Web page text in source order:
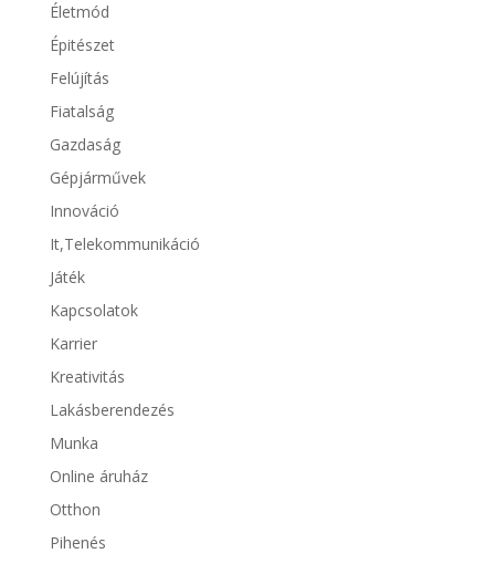
Életmód
Épitészet
Felújítás
Fiatalság
Gazdaság
Gépjárművek
Innováció
It,Telekommunikáció
Játék
Kapcsolatok
Karrier
Kreativitás
Lakásberendezés
Munka
Online áruház
Otthon
Pihenés